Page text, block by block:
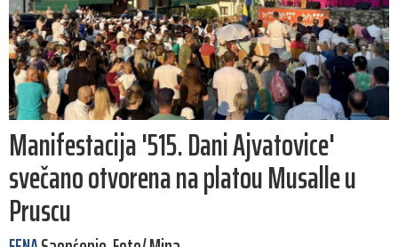
Manifestacija '515. Dani Ajvatovice'
svečano otvorena na platou Musalle u
Pruscu